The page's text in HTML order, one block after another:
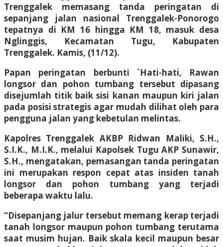
Trenggalek memasang tanda peringatan di
sepanjang jalan nasional Trenggalek-Ponorogo
tepatnya di KM 16 hingga KM 18, masuk desa
Nglinggis, Kecamatan Tugu, Kabupaten
Trenggalek. Kamis, (11/12).
Papan peringatan berbunti `Hati-hati, Rawan
longsor dan pohon tumbang tersebut dipasang
disejumlah titik baik sisi kanan maupun kiri jalan
pada posisi strategis agar mudah dilihat oleh para
pengguna jalan yang kebetulan melintas.
Kapolres Trenggalek AKBP Ridwan Maliki, S.H.,
S.I.K., M.I.K., melalui Kapolsek Tugu AKP Sunawir,
S.H., mengatakan, pemasangan tanda peringatan
ini merupakan respon cepat atas insiden tanah
longsor dan pohon tumbang yang terjadi
beberapa waktu lalu.
“Disepanjang jalur tersebut memang kerap terjadi
tanah longsor maupun pohon tumbang terutama
saat musim hujan. Baik skala kecil maupun besar